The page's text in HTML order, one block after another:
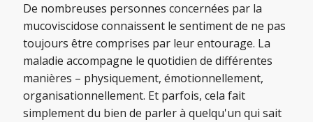
De nombreuses personnes concernées par la
mucoviscidose connaissent le sentiment de ne pas
toujours être comprises par leur entourage. La
maladie accompagne le quotidien de différentes
manières – physiquement, émotionnellement,
organisationnellement. Et parfois, cela fait
simplement du bien de parler à quelqu'un qui sait